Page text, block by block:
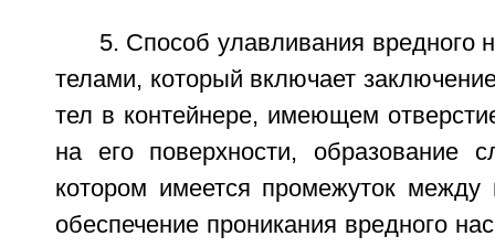
5. Способ улавливания вредного
телами, который включает
тел в контейнере, имеющем
на его поверхности, образование
котором имеется промежуток
обеспечение проникания вредного